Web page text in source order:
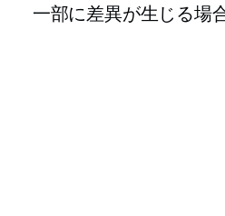
一部に差異が生じる場